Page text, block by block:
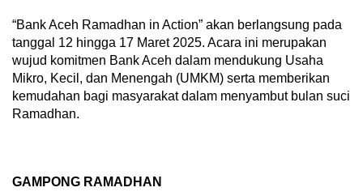
“Bank Aceh Ramadhan in Action” akan berlangsung pada
tanggal 12 hingga 17 Maret 2025. Acara ini merupakan
wujud komitmen Bank Aceh dalam mendukung Usaha
Mikro, Kecil, dan Menengah (UMKM) serta memberikan
kemudahan bagi masyarakat dalam menyambut bulan suci
Ramadhan.
GAMPONG RAMADHAN